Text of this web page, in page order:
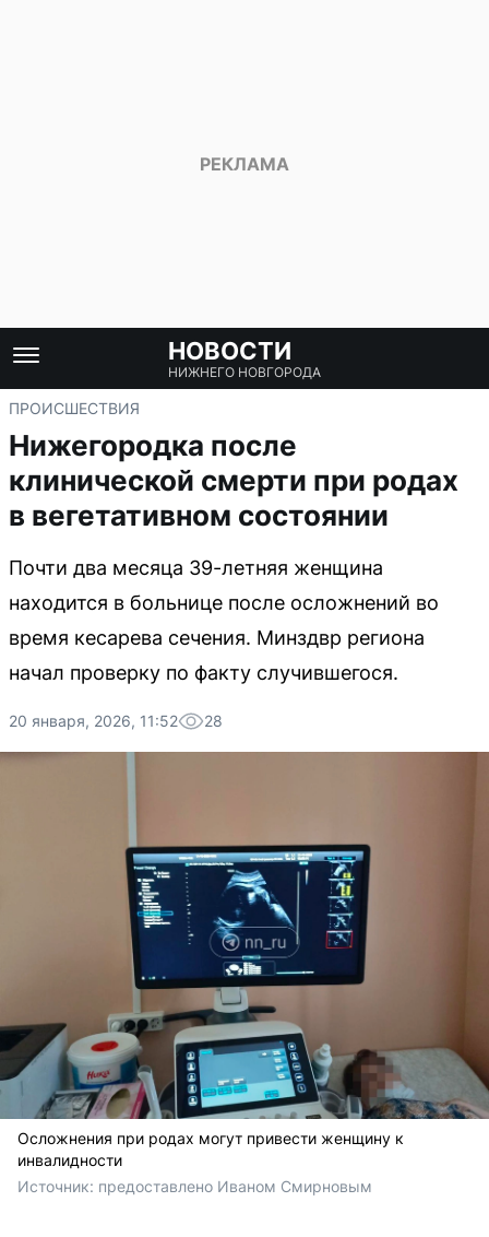
НОВОСТИ
НИЖНЕГО НОВГОРОДА
ПРОИСШЕСТВИЯ
Нижегородка после
клинической смерти при родах
в вегетативном состоянии
Почти два месяца 39-летняя женщина
находится в больнице после осложнений во
время кесарева сечения. Минздвр региона
начал проверку по факту случившегося.
20 января, 2026, 11:52 28
Осложнения при родах могут привести женщину к
инвалидности
Источник: предоставлено Иваном Смирновым